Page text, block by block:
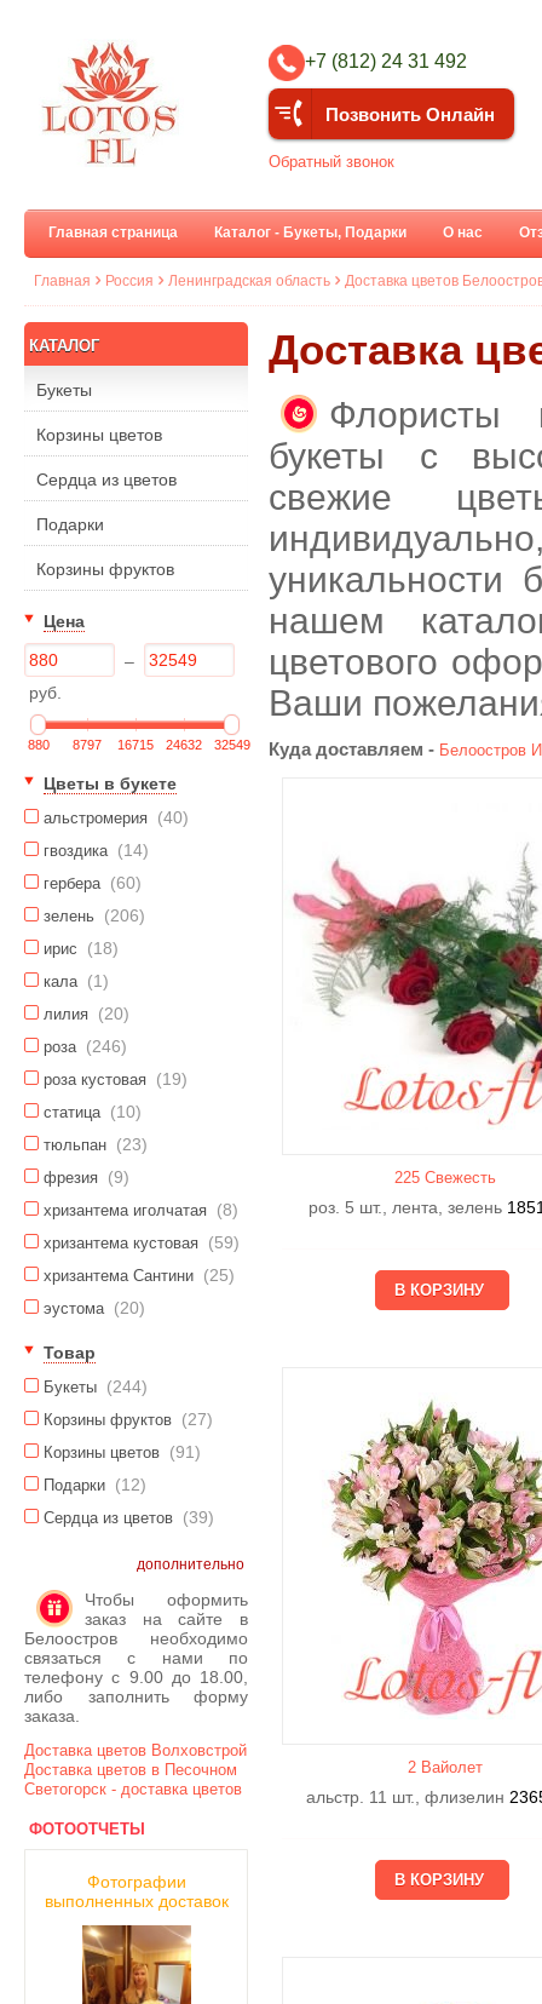
+7 (812) 24 31 492
Позвонить Онлайн
Обратный звонок
Главная страница Каталог - Букеты, Подарки О нас
Главная Россия Ленинградская область Доставка цветов
КАТАЛОГ
Букеты
Корзины цветов
Сердца из цветов
Подарки
Корзины фруктов
Цена
–
руб.
880 8797 16715 24632 32549
Цветы в букете
альстромерия (40)
гвоздика (14)
гербера (60)
зелень (206)
ирис (18)
кала (1)
лилия (20)
роза (246)
роза кустовая (19)
статица (10)
тюльпан (23)
фрезия (9)
хризантема иголчатая (8)
хризантема кустовая (59)
хризантема Сантини (25)
эустома (20)
Товар
Букеты (244)
Корзины фруктов (27)
Корзины цветов (91)
Подарки (12)
Сердца из цветов (39)
дополнительно
Чтобы оформить
заказ на сайте в
Белоостров необходимо
связаться с нами по
телефону с 9.00 до 18.00,
либо заполнить форму
заказа.
Доставка цветов Волховстрой
Доставка цветов в Песочном
Светогорск - доставка цветов
ФОТООТЧЕТЫ
Фотографии
выполненных доставок
Доставка
Флористы
букеты с
свежие
уникальности
нашем
цветового
Ваши
Куда доставляем - Белоостров
225 Свежесть
роз. 5 шт., лента, зелень
2 Вайолет
альстр. 11 шт., флизелин